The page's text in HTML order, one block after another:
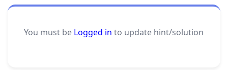
You must be Logged in to update hint/solution